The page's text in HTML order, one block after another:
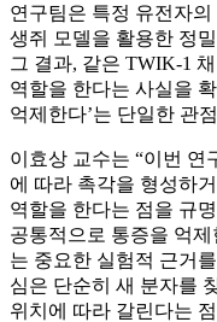
연구팀은 특정 유전자
생쥐 모델을 활용한 정
그 결과, 같은 TWIK-1
역할을 한다는 사실을
억제한다’는 단일한 관
이효상 교수는 “이번 연
에 따라 촉각을 형성하
역할을 한다는 점을 규
공통적으로 통증을 억
는 중요한 실험적 근거
심은 단순히 새 분자를
위치에 따라 갈린다는